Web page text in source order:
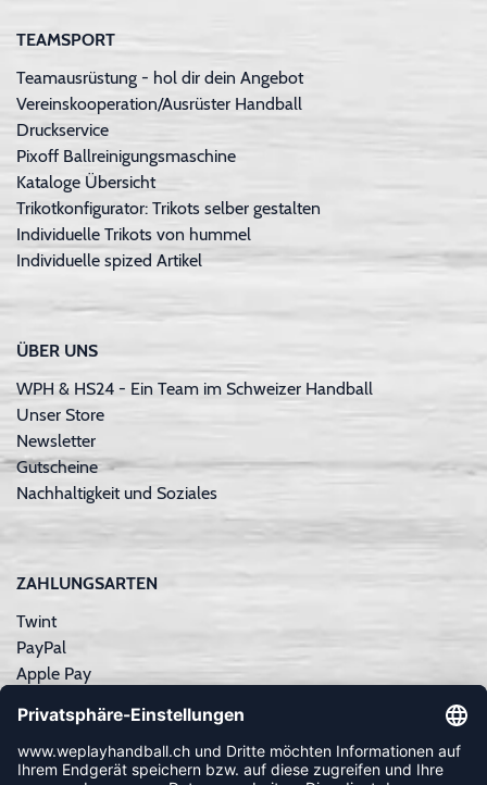
TEAMSPORT
Teamausrüstung - hol dir dein Angebot
Vereinskooperation/Ausrüster Handball
Druckservice
Pixoff Ballreinigungsmaschine
Kataloge Übersicht
Trikotkonfigurator: Trikots selber gestalten
Individuelle Trikots von hummel
Individuelle spized Artikel
ÜBER UNS
WPH & HS24 - Ein Team im Schweizer Handball
Unser Store
Newsletter
Gutscheine
Nachhaltigkeit und Soziales
ZAHLUNGSARTEN
Twint
PayPal
Apple Pay
Kreditkarte
Rechnungskauf